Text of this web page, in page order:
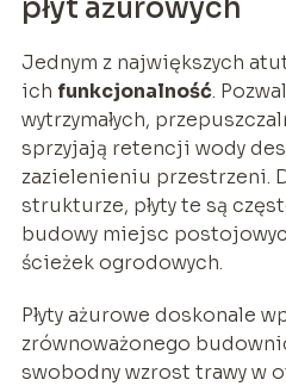
płyt ażurowych
Jednym z największych
ich funkcjonalność.
wytrzymałych,
sprzyjają retencji wody
zazielenieniu przestrzeni.
strukturze, płyty te są
budowy miejsc
ścieżek ogrodowych.
Płyty ażurowe doskonale
zrównoważonego
swobodny wzrost trawy w